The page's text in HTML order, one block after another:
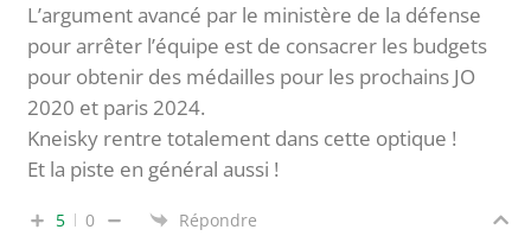
L’argument avancé par le ministère de la défense
pour arrêter l’équipe est de consacrer les budgets
pour obtenir des médailles pour les prochains JO
2020 et paris 2024.
Kneisky rentre totalement dans cette optique !
Et la piste en général aussi !
5 0 Répondre